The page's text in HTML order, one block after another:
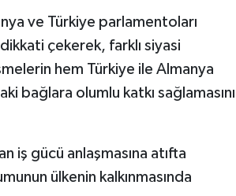
ve Türkiye parlamentoları
çekerek, farklı siyasi
hem Türkiye ile Almanya
bağlara olumlu katkı sağlamasını
iş gücü anlaşmasına atıfta
ülkenin kalkınmasında